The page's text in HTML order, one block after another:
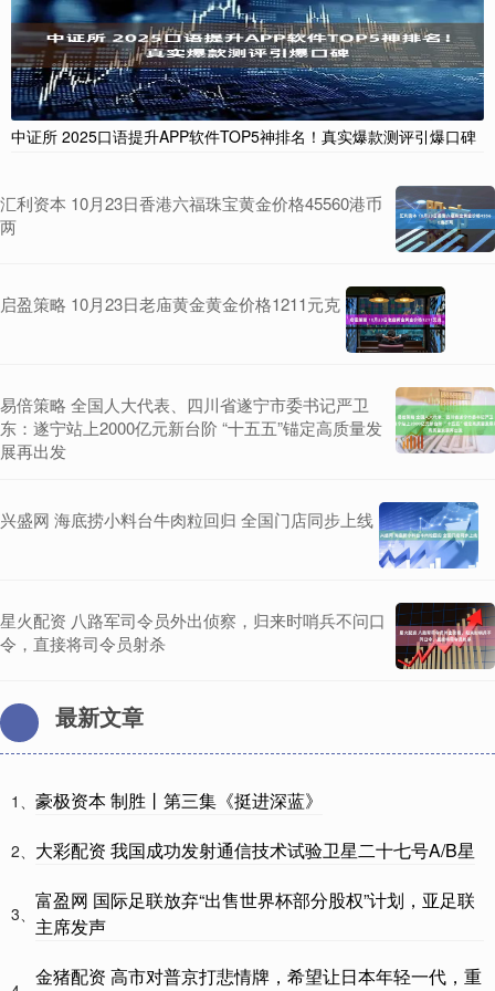
中证所 2025口语提升APP软件TOP5神排名！真实爆款测评引爆口碑
汇利资本 10月23日香港六福珠宝黄金价格45560港币
两
启盈策略 10月23日老庙黄金黄金价格1211元克
易倍策略 全国人大代表、四川省遂宁市委书记严卫
东：遂宁站上2000亿元新台阶 “十五五”锚定高质量发
展再出发
兴盛网 海底捞小料台牛肉粒回归 全国门店同步上线
星火配资 八路军司令员外出侦察，归来时哨兵不问口
令，直接将司令员射杀
最新文章
1、 豪极资本 制胜丨第三集《挺进深蓝》
2、 大彩配资 我国成功发射通信技术试验卫星二十七号A/B星
3、
富盈网 国际足联放弃“出售世界杯部分股权”计划，亚足联
主席发声
金猪配资 高市对普京打悲情牌，希望让日本年轻一代，重